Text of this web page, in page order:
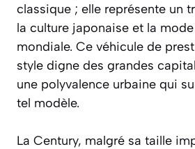
classique ; elle représente un
la culture japonaise et la
mondiale. Ce véhicule de
style digne des grandes
une polyvalence urbaine qui
tel modèle.
La Century, malgré sa taille